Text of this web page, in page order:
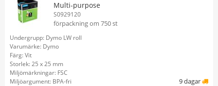
Multi-purpose
S0929120
förpackning om 750 st
Undergrupp: Dymo LW roll
Varumärke: Dymo
Färg: Vit
Storlek: 25 x 25 mm
Miljömärkningar: FSC
Miljöargument: BPA-fri
9 dagar